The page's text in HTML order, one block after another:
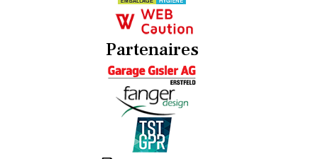
Partenaires